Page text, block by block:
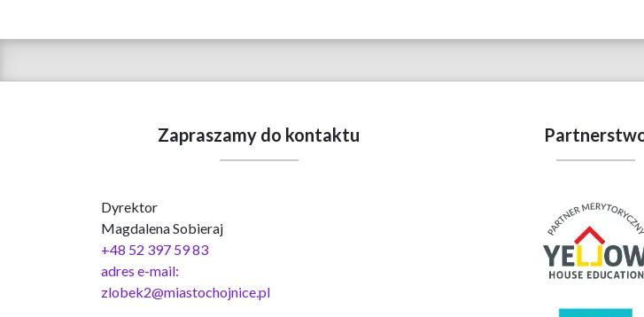
Zapraszamy do kontaktu
Dyrektor
Magdalena Sobieraj
+48 52 397 59 83
adres e-mail:
zlobek2@miastochojnice.pl